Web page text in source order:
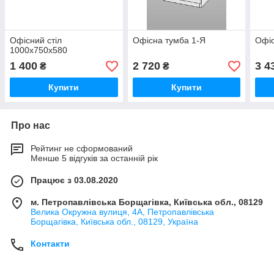
Офісний стіл
1000х750х580
1 400 ₴
Купити
Офісна тумба 1-Я
2 720₴
Купити
3
Про нас
Рейтинг не сформований
Менше 5 відгуків за останній рік
Працює з 03.08.2020
м. Петропавлівська Борщагівка, Київська обл., 08129
Велика Окружна вулиця, 4А, Петропавлівська
Борщагівка, Київська обл., 08129, Україна
Контакти